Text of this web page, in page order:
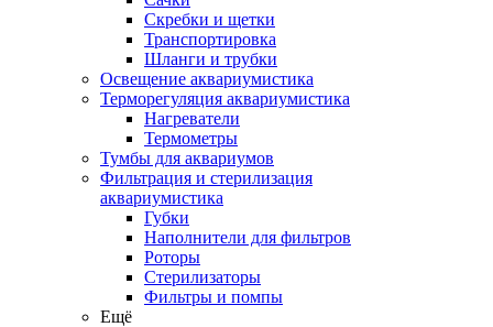
Скребки и щетки
Транспортировка
Шланги и трубки
Освещение аквариумистика
Терморегуляция аквариумистика
Нагреватели
Термометры
Тумбы для аквариумов
Фильтрация и стерилизация
аквариумистика
Губки
Наполнители для фильтров
Роторы
Стерилизаторы
Фильтры и помпы
Ещё